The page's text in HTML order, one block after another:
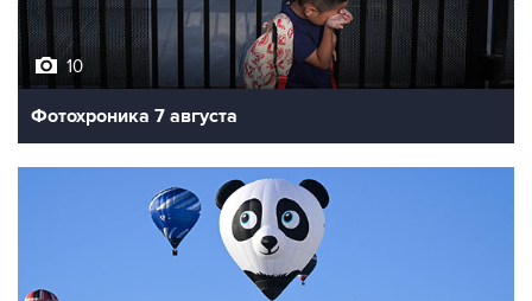
10
Фотохроника 7 августа